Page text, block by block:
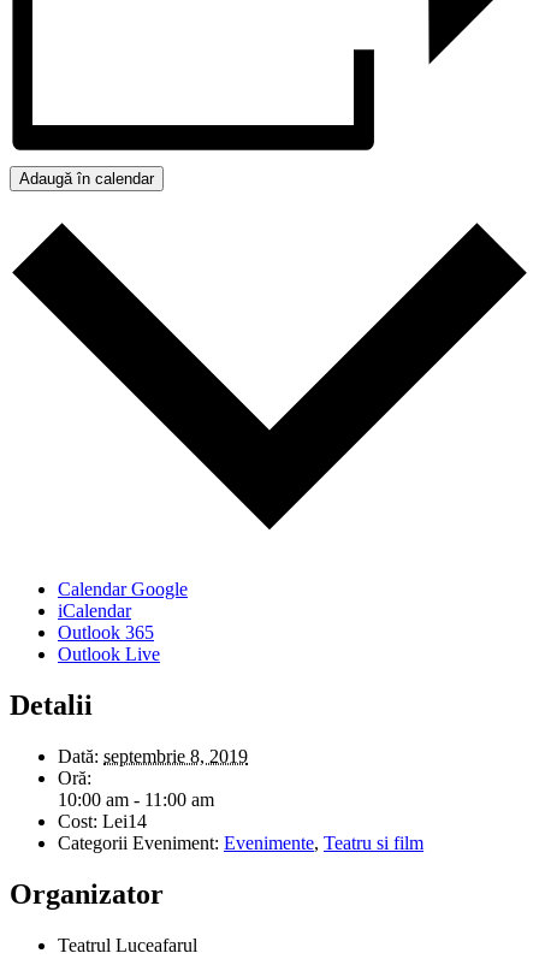
Adaugă în calendar
Calendar Google
iCalendar
Outlook 365
Outlook Live
Detalii
Dată: septembrie 8, 2019
Oră:
10:00 am - 11:00 am
Cost: Lei14
Categorii Eveniment: Evenimente, Teatru si film
Organizator
Teatrul Luceafarul